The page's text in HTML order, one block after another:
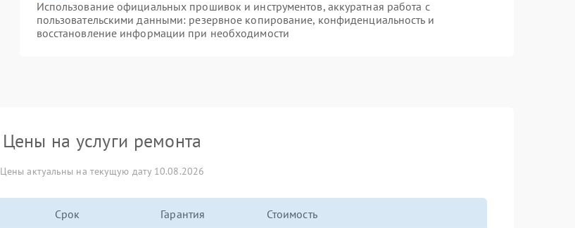
Использование официальных прошивок и инструментов, аккуратная работа с
пользовательскими данными: резервное копирование, конфиденциальность и
восстановление информации при необходимости
Цены на услуги ремонта
Цены актуальны на текущую дату 10.08.2026
Срок Гарантия Стоимость